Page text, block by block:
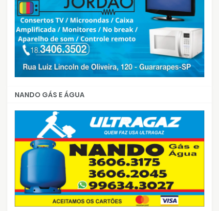
NANDO GÁS E ÁGUA